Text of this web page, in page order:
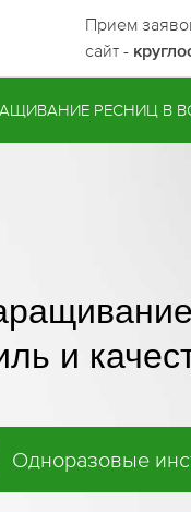
Прием
сайт -
РЕСНИЦ В
и
Одноразовые